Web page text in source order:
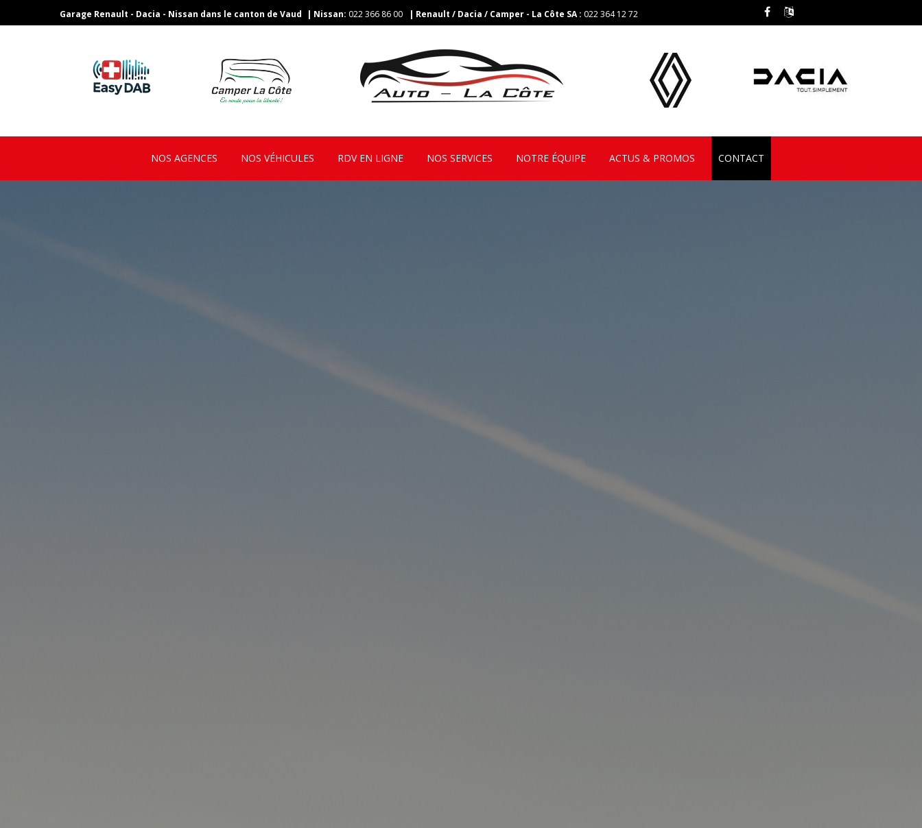
Garage Renault - Dacia - Nissan dans le canton de Vaud | Nissan: 022 366 86 00 | Renault / Dacia / Camper - La Côte SA : 022 364 12 72
NOS AGENCES NOS VÉHICULES RDV EN LIGNE NOS SERVICES NOTRE ÉQUIPE ACTUS & PROMOS CONTACT